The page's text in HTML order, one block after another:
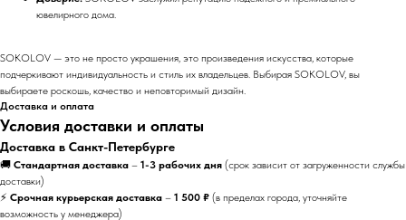
ювелирного дома.
SOKOLOV — это не просто украшения, это произведения искусства, которые
подчеркивают индивидуальность и стиль их владельцев. Выбирая SOKOLOV, вы
выбираете роскошь, качество и неповторимый дизайн.
Доставка и оплата
Условия доставки и оплаты
Доставка в Санкт-Петербурге
🚚 Стандартная доставка – 1-3 рабочих дня (срок зависит от загруженности службы
доставки)
⚡ Срочная курьерская доставка – 1 500 ₽ (в пределах города, уточняйте
возможность у менеджера)